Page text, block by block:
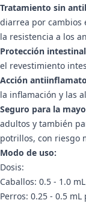
Tratamiento sin
diarrea por cambios
la resistencia a los
Protección
el revestimiento
Acción
la inflamación y las
Seguro para la
adultos y también
potrillos, con riesgo
Modo de uso:
Dosis:
Caballos: 0.5 - 1.0
Perros: 0.25 - 0.5